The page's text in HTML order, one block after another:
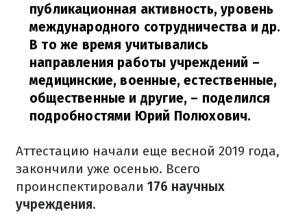
публикационная активность, уровень
международного сотрудничества и др.
В то же время учитывались
направления работы учреждений –
медицинские, военные, естественные,
общественные и другие, – поделился
подробностями Юрий Полюхович.
Аттестацию начали еще весной 2019 года,
закончили уже осенью. Всего
проинспектировали 176 научных
учреждения.